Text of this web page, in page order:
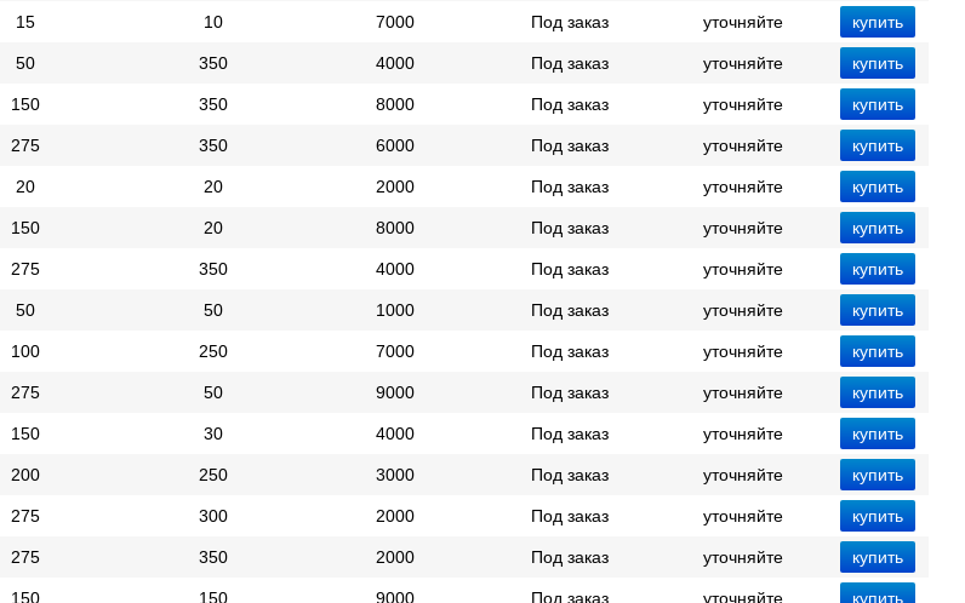
15 10 7000 Под заказ уточняйте
50 350 4000 Под заказ уточняйте
150 350 8000 Под заказ уточняйте
275 350 6000 Под заказ уточняйте
20 20 2000 Под заказ уточняйте
150 20 8000 Под заказ уточняйте
275 350 4000 Под заказ уточняйте
50 50 1000 Под заказ уточняйте
100 250 7000 Под заказ уточняйте
275 50 9000 Под заказ уточняйте
150 30 4000 Под заказ уточняйте
200 250 3000 Под заказ уточняйте
275 300 2000 Под заказ уточняйте
275 350 2000 Под заказ уточняйте
150 150 9000 Под заказ уточняйте